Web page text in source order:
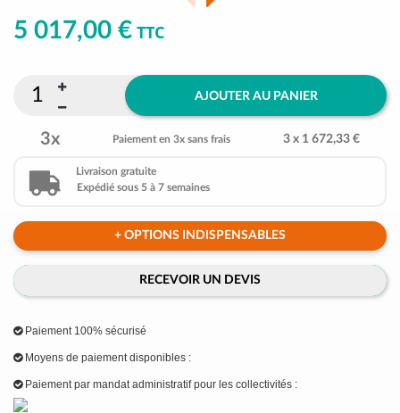
5 017,00 € TTC
AJOUTER AU PANIER
3x Paiement en 3x sans frais 3 x 1 672,33 €
Livraison gratuite
Expédié sous 5 à 7 semaines
+ OPTIONS INDISPENSABLES
RECEVOIR UN DEVIS
Paiement 100% sécurisé
Moyens de paiement disponibles :
Paiement par mandat administratif pour les collectivités :